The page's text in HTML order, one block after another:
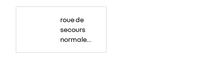
roue de
secours
normale